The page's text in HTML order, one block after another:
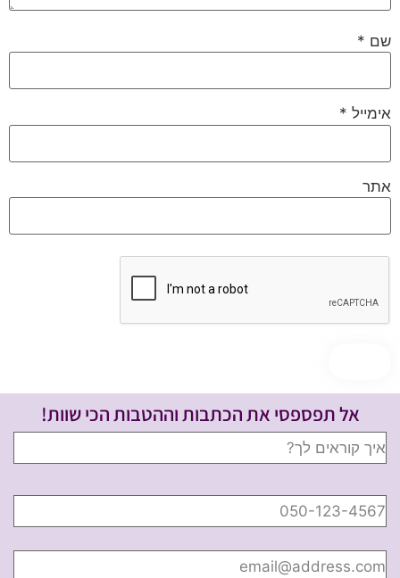
שם *
אימייל *
אתר
אל תפספסי את הכתבות וההטבות הכי שוות!